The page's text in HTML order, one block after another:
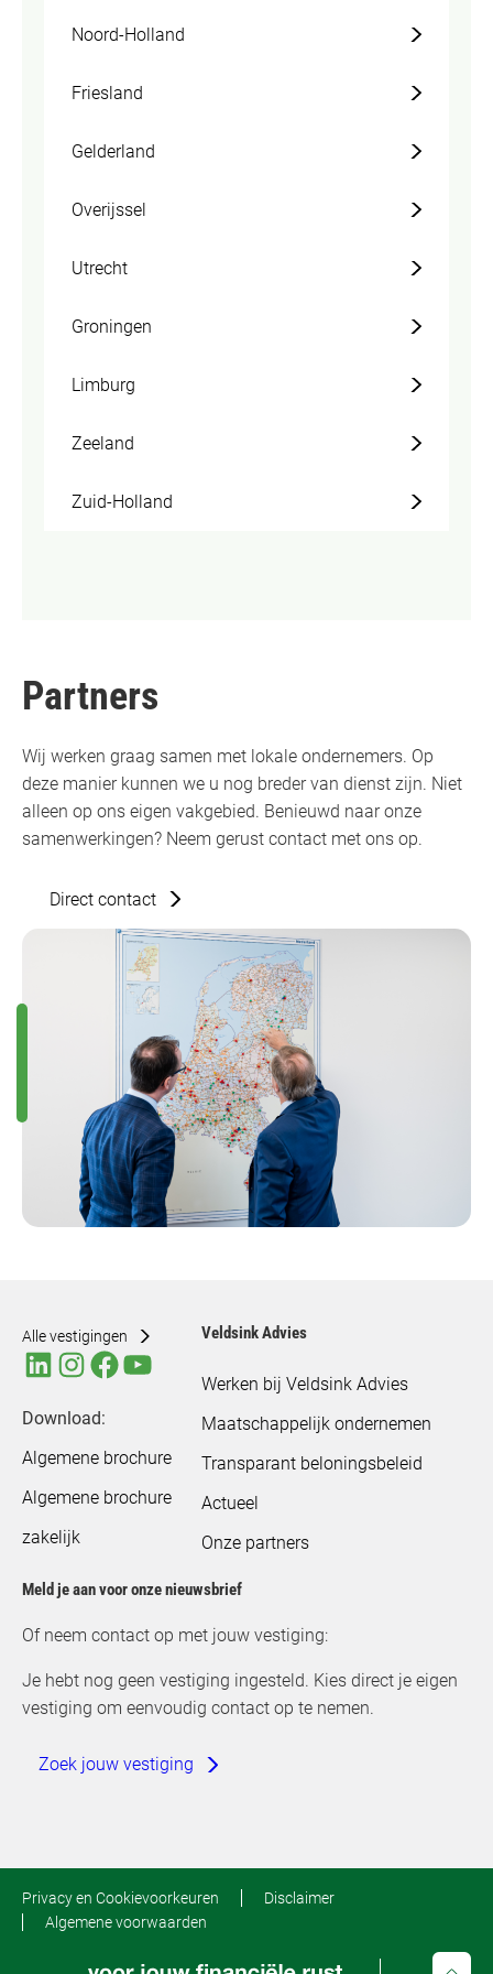
Noord-Holland
Friesland
Gelderland
Overijssel
Utrecht
Groningen
Limburg
Zeeland
Zuid-Holland
Partners
Wij werken graag samen met lokale ondernemers. Op
deze manier kunnen we u nog breder van dienst zijn. Niet
alleen op ons eigen vakgebied. Benieuwd naar onze
samenwerkingen? Neem gerust contact met ons op.
Direct contact
Alle vestigingen
Download:
Algemene brochure
Algemene brochure
zakelijk
Veldsink Advies
Werken bij Veldsink Advies
Maatschappelijk ondernemen
Transparant beloningsbeleid
Actueel
Onze partners
Meld je aan voor onze nieuwsbrief
Of neem contact op met jouw vestiging:
Je hebt nog geen vestiging ingesteld. Kies direct je eigen
vestiging om eenvoudig contact op te nemen.
Zoek jouw vestiging
Privacy en Cookievoorkeuren
Disclaimer
Algemene voorwaarden